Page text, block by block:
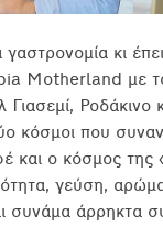
κι
Motherland με
Γιασεμί, Ροδάκινο
κόσμοι που
και ο κόσμος της
γεύση,
συνάμα άρρηκτα